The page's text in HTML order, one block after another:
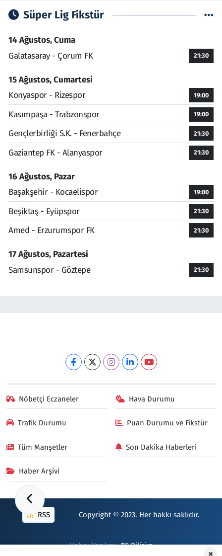
×
Süper Lig Fikstür
14 Ağustos, Cuma
Galatasaray - Çorum FK
21:30
15 Ağustos, Cumartesi
Konyaspor - Rizespor
19:00
Kasımpaşa - Trabzonspor 19:00
Gençlerbirliği S.K. - Fenerbahçe 21:30
Gaziantep FK - Alanyaspor 21:30
16 Ağustos, Pazar
Başakşehir - Kocaelispor
19:00
Beşiktaş - Eyüpspor 21:30
Amed - Erzurumspor FK 21:30
17 Ağustos, Pazartesi
Samsunspor - Göztepe
21:30
Nöbetçi Eczaneler Hava Durumu
Trafik Durumu Puan Durumu ve Fikstür
Tüm Manşetler Son Dakika Haberleri
Haber Arşivi
RSS Copyright © 2023. Her hakkı saklıdır.
Haber Yazılımı:TE Bilişim